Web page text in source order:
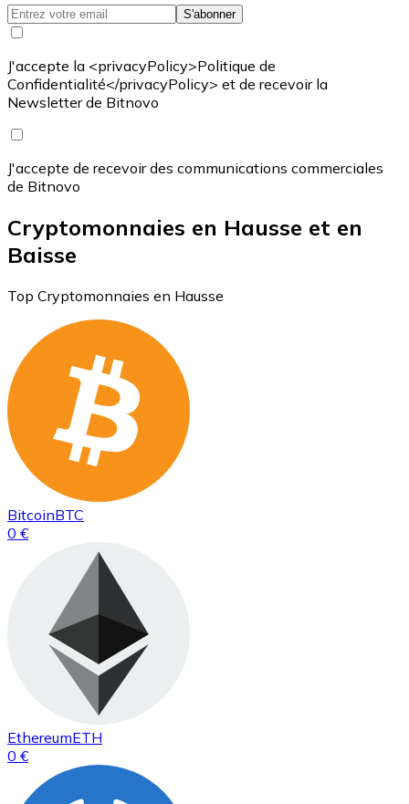
S'abonner
J'accepte la <privacyPolicy>Politique de
Confidentialité</privacyPolicy> et de recevoir la
Newsletter de Bitnovo
J'accepte de recevoir des communications commerciales
de Bitnovo
Cryptomonnaies en Hausse et en
Baisse
Top Cryptomonnaies en Hausse
BitcoinBTC
0 €
EthereumETH
0 €